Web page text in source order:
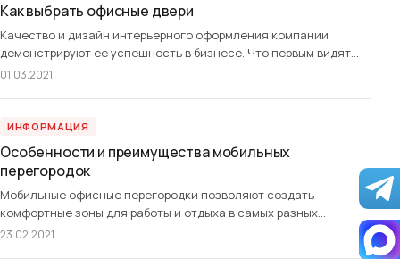
обустройством проема либо деления комнаты […]
Как выбрать офисные двери
Качество и дизайн интерьерного оформления компании
демонстрируют ее успешность в бизнесе. Что первым видят
работники организации и ее посетители? Правильно, офисные
его в едином стиле, правильно расположить мебель и
здоровый микроклимат. Специфику деятельности конкретной
организации […]
01.03.2021
ИНФОРМАЦИЯ
Особенности и преимущества мобильных
перегородок
Мобильные офисные перегородки позволяют создать
комфортные зоны для работы и отдыха в самых разных
помещениях. Легковесные и чаще всего светопрозрачные
конструкции могут быть выполнены из различных материалов,
23.02.2021